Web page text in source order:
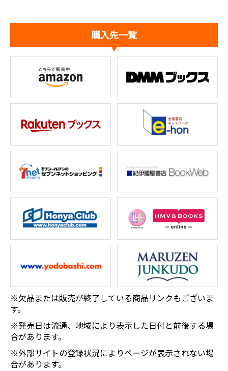
購入先一覧
※欠品または販売が終了している商品リンクもございま
す。
※発売日は流通、地域により表示した日付と前後する場
合があります。
※外部サイトの登録状況によりページが表示されない場
合があります。